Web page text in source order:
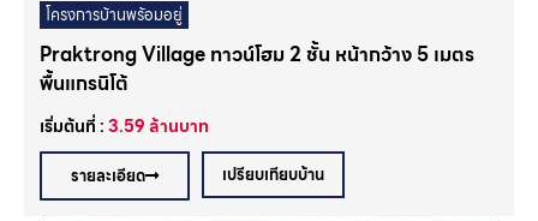
โครงการบ้านพร้อมอยู่
Praktrong Village ทาวน์โฮม 2 ชั้น หน้ากว้าง 5 เมตร
พื้นแกรนิโต้
เริ่มต้นที่ :3.59ล้านบาท
รายละเอียด เปรียบเทียบบ้าน